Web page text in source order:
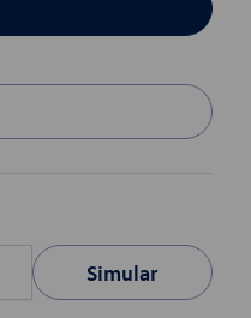
Simular